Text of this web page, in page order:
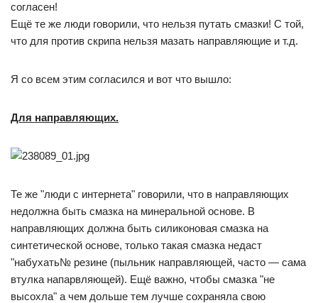
согласен!
Ещё те же люди говорили, что нельзя путать смазки! С той,
что для против скрипа нельзя мазать направляющие и т.д.
Я со всем этим согласился и вот что вышло:
Для направляющих.
Те же "люди с интернета" говорили, что в направляющих
недолжна быть смазка на минеральной основе. В
направляющих должна быть силиконовая смазка на
синтетической основе, только такая смазка недаст
"набухать№ резине (пыльник направляющей, часто — сама
втулка напарвляющей). Ещё важно, чтобы смазка "не
высохла" а чем дольше тем лучше сохраняла свою